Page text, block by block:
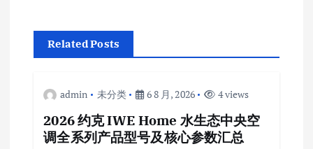
Related Posts
admin 未分类 6 8 月, 2026 4 views
2026 约克 IWE Home 水生态中央空
调全系列产品型号及核心参数汇总